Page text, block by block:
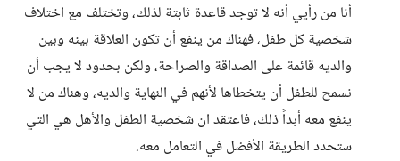
أنا من رأيي أنه لا توجد قاعدة ثابتة لذلك، وتختلف مع اختلاف
شخصية كل طفل، فهناك من ينفع أن تكون العلاقة بينه وبين
والديه قائمة على الصداقة والصراحة، ولكن بحدود لا يجب أن
نسمح للطفل أن يتخطاها لأنهم في النهاية والديه، وهناك من لا
ينفع معه أبداً ذلك، فاعتقد ان شخصية الطفل والأهل هي التي
ستحدد الطريقة الأفضل في التعامل معه.